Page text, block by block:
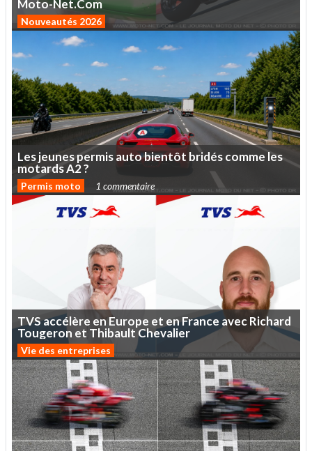
Moto-Net.Com
Nouveautés 2026
Lesjeunespermisautobientôt bridéscommeles
motardsA2?
Permis moto 1 commentaire
TVSaccélère enEurope et enFrance avecRichard
Tougeron et Thibault Chevalier
Vie des entreprises